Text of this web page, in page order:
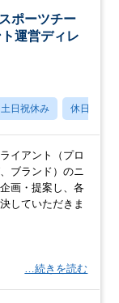
ポーツチー
運営ディレ
土日祝休み 休日120日
イアント（プロ
ブランド）のニ
画・提案し、各
していただきま
…続きを読む